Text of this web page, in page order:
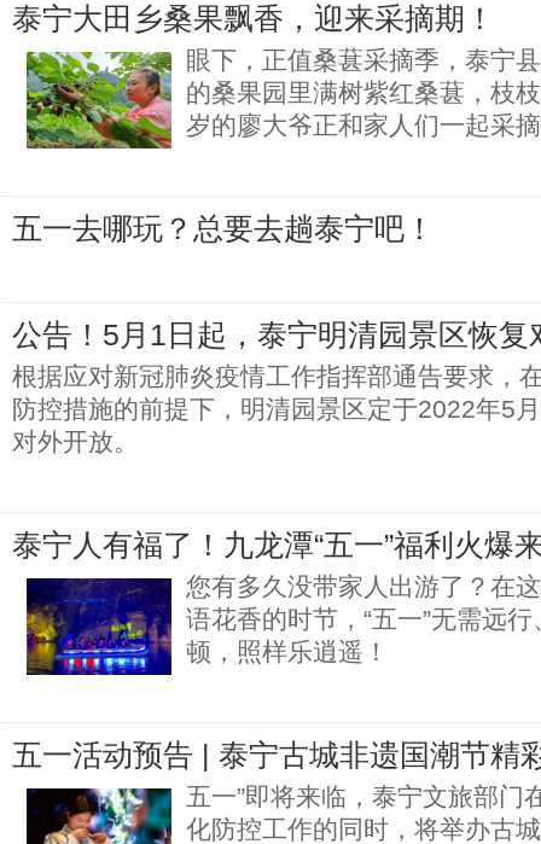
泰宁大田乡桑果飘香，迎来采摘期！
眼下，正值桑葚采摘季，泰宁
的桑果园里满树紫红桑葚，枝
岁的廖大爷正和家人们一起采
五一去哪玩？总要去趟泰宁吧！
公告！5月1日起，泰宁明清园景区恢复
根据应对新冠肺炎疫情工作指挥部通告要求，
防控措施的前提下，明清园景区定于2022年5
对外开放。
泰宁人有福了！九龙潭“五一”福利火爆
您有多久没带家人出游了？在
语花香的时节，“五一”无需远
顿，照样乐逍遥！
五一活动预告 | 泰宁古城非遗国潮节精
五一”即将来临，泰宁文旅部门
化防控工作的同时，将举办古